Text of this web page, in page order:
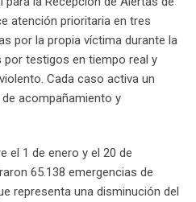
atención prioritaria en tres
por la propia víctima durante la
testigos en tiempo real y
Cada caso activa un
acompañamiento y
el 1 de enero y el 20 de
65.138 emergencias de
representa una disminución del